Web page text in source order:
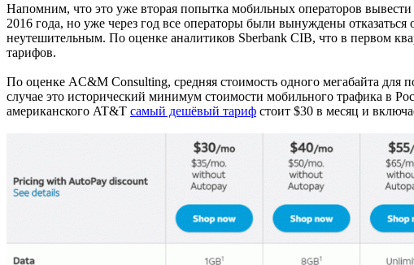
Напомним, что это уже вторая попытка мобильных операторов
2016 года, но уже через год все операторы были вынуждены
неутешительным. По оценке аналитиков Sberbank CIB, что в первом
тарифов.
По оценке AC&M Consulting, средняя стоимость одного мегабайта
случае это исторический минимум стоимости мобильного трафика в
американского AT&T самый дешёвый тариф стоит $30 в месяц и